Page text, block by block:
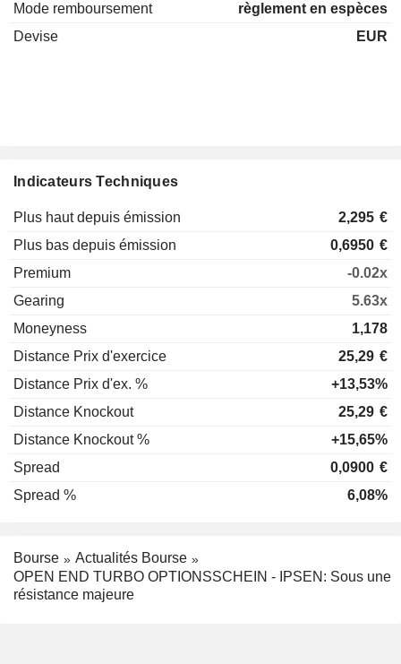
Mode remboursement
règlement en espèces
Devise
EUR
Indicateurs Techniques
Plus haut depuis émission 2,295 €
Plus bas depuis émission
0,6950 €
Premium
-0.02x
Gearing
5.63x
Moneyness
1,178
Distance Prix d'exercice
25,29 €
Distance Prix d'ex. %
+13,53%
Distance Knockout
25,29 €
Distance Knockout %
+15,65%
Spread
0,0900 €
Spread %
6,08%
Bourse
Actualités Bourse
OPEN END TURBO OPTIONSSCHEIN - IPSEN: Sous une
résistance majeure